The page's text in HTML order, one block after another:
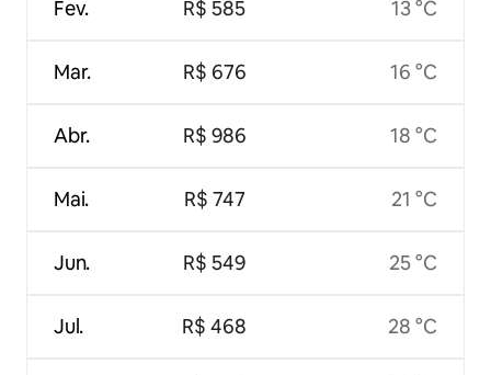
Fev.
Mar.
Abr.
Mai.
Jun.
Jul.
R$ 585
R$ 676
R$ 986
R$ 747
R$ 549
R$ 468
13 °C
16 °C
18 °C
21 °C
25 °C
28 °C